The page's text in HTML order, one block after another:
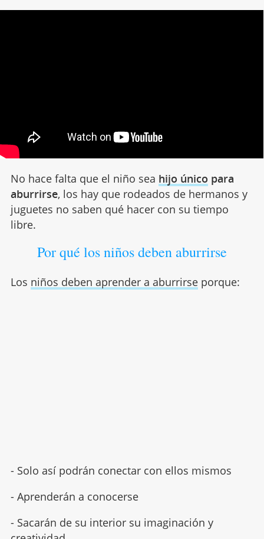
No hace falta que el niño sea hijo único para
aburrirse, los hay que rodeados de hermanos y
juguetes no saben qué hacer con su tiempo
libre.
Por qué los niños deben aburrirse
Los niños deben aprender a aburrirseporque:
- Solo así podrán conectar con ellos mismos
- Aprenderán a conocerse
- Sacarán de su interior su imaginación y